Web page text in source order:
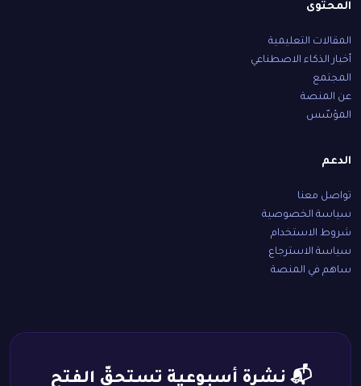
المحتوى
المقالات التعليمية
أخبار الذكاء الاصطناعي
المجتمع
عن المنصة
المؤسّس
الدعم
تواصل معنا
سياسة الخصوصية
شروط الاستخدام
سياسة الاسترجاع
ساهم في المنصة
📬 نشرة أسبوعية تستحقّ الفتح